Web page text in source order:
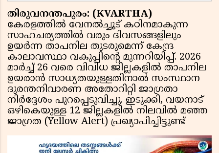
തിരുവനന്തപുരം: (KVARTHA)
കേരളത്തിൽ വേനൽച്ചൂട് കഠിനമാകുന്ന
സാഹചര്യത്തിൽ വരും ദിവസങ്ങളിലും
ഉയർന്ന താപനില തുടരുമെന്ന് കേന്ദ്ര
കാലാവസ്ഥാ വകുപ്പിന്റെ മുന്നറിയിപ്പ്. 2026
മാർച്ച് 26 വരെ വിവിധ ജില്ലകളിൽ താപനില
ഉയരാൻ സാധ്യതയുള്ളതിനാൽ സംസ്ഥാന
ദുരന്തനിവാരണ അതോറിറ്റി ജാഗ്രതാ
നിർദ്ദേശം പുറപ്പെടുവിച്ചു. ഇടുക്കി, വയനാട്
ഒഴികെയുള്ള 12 ജില്ലകളിൽ നിലവിൽ മഞ്ഞ
ജാഗ്രത (Yellow Alert) പ്രഖ്യാപിച്ചിട്ടുണ്ട്